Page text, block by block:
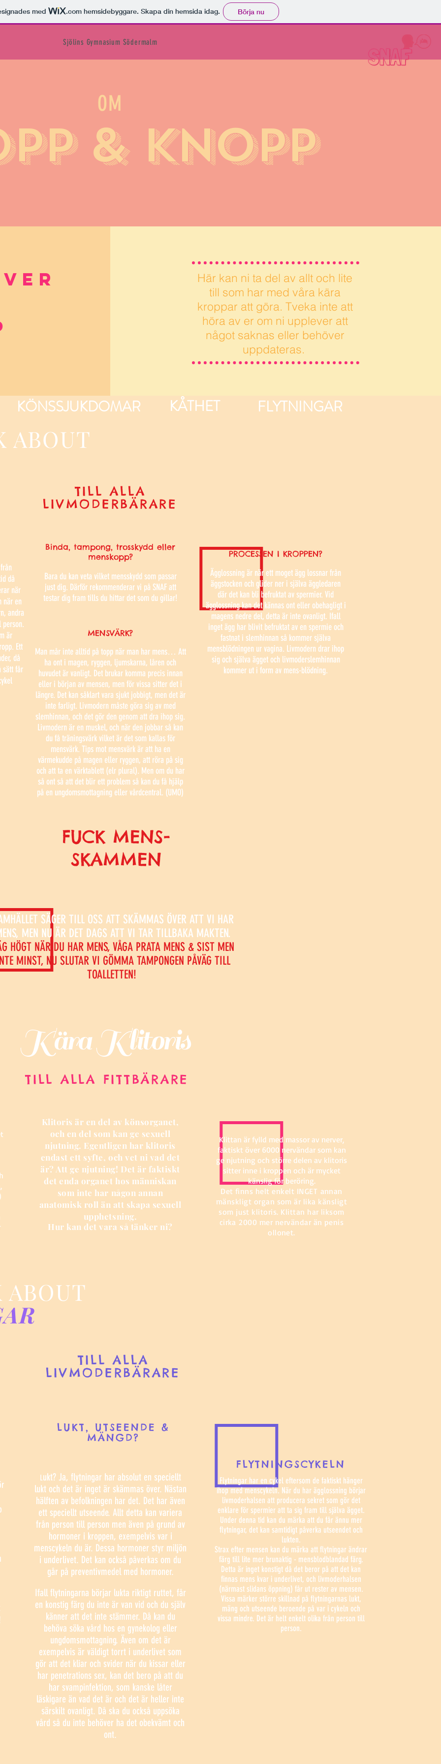
med .com hemsidebyggare. Skapa din hemsida idag. Börja nu
& KNOPP
OM
Här kan ni ta del av allt och lite
till som har med våra kära
kroppar att göra. Tveka inte att
höra av er om ni upplever att
något saknas eller behöver
uppdateras.
KÖNSSJUKDOMAR KÅTHET FLYTNINGAR
ABOUT
TILL ALLA
LIVMODERBÄRARE
då
när
när en
andra
är
Ett
då
sätt får
Ägglossning är när ett moget ägg lossnar från
äggstocken och glider ner i själva äggledaren
där det kan bli befruktat av spermier. Vid
ägglossning kan det kännas ont eller obehagligt i
magens nedre del, detta är inte ovanligt. Ifall
inget ägg har blivit befruktat av en spermie och
fastnat i slemhinnan så kommer själva
mensblödningen ur vagina. Livmodern drar ihop
sig och själva ägget och livmoderslemhinnan
kommer ut i form av mens-blödning.
Binda, tampong, trosskydd eller
menskopp?
Bara du kan veta vilket mensskydd som passar
just dig. Därför rekommenderar vi på SNAF att
testar dig fram tills du hittar det som du gillar!
PROCESSEN I KROPPEN?
MENSVÄRK?
Man mår inte alltid på topp när man har mens… Att
ha ont i magen, ryggen, ljumskarna, låren och
huvudet är vanligt. Det brukar komma precis innan
eller i början av mensen, men för vissa sitter det i
längre. Det kan såklart vara sjukt jobbigt, men det är
inte farligt. Livmodern måste göra sig av med
slemhinnan, och det gör den genom att dra ihop sig.
Livmodern är en muskel, och när den jobbar så kan
du få träningsvärk vilket är det som kallas för
mensvärk. Tips mot mensvärk är att ha en
värmekudde på magen eller ryggen, att röra på sig
och att ta en värktablett (elr plural). Men om du har
så ont så att det blir ett problem så kan du få hjälp
på en ungdomsmottagning eller vårdcentral. (UMO)
FUCK MENS-
SKAMMEN
SÄGER TILL OSS ATT SKÄMMAS ÖVER ATT VI HAR
MEN NU ÄR DET DAGS ATT VI TAR TILLBAKA MAKTEN.
HÖGT NÄR DU HAR MENS, VÅGA PRATA MENS & SIST MEN
MINST, NU SLUTAR VI GÖMMA TAMPONGEN PÅVÄG TILL
TOALLETTEN!
Kära Klitoris
Klitoris är en del av könsorganet,
och en del som kan ge sexuell
njutning. Egentligen har klitoris
endast ett syfte, och vet ni vad det
är? Att ge njutning! Det är faktiskt
det enda organet hos människan
som inte har någon annan
anatomisk roll än att skapa sexuell
upphetsning.
Hur kan det vara så tänker ni?
TILL ALLA FITTBÄRARE
Klittan är fylld med massor av nerver,
faktiskt över 6000 nervändar som kan
ge njutning och större delen av klitoris
sitter inne i kroppen och är mycket
känslig för beröring.
Det finns helt enkelt INGET annan
mänskligt organ som är lika känsligt
som just klitoris. Klittan har liksom
cirka 2000 mer nervändar än penis
ollonet.
ABOUT
TILL ALLA
LIVMODERBÄRARE
FLYTNINGSCYKELN
Lukt? Ja, flytningar har absolut en speciellt
lukt och det är inget är skämmas över. Nästan
hälften av befolkningen har det. Det har även
ett speciellt utseende. Allt detta kan variera
från person till person men även på grund av
hormoner i kroppen, exempelvis var i
menscykeln du är. Dessa hormoner styr miljön
i underlivet. Det kan också påverkas om du
går på preventivmedel med hormoner.
Ifall flytningarna börjar lukta riktigt ruttet, får
en konstig färg du inte är van vid och du själv
känner att det inte stämmer. Då kan du
behöva söka vård hos en gynekolog eller
ungdomsmottagning. Även om det är
exempelvis är väldigt torrt i underlivet som
gör att det kliar och svider när du kissar eller
har penetrations sex, kan det bero på att du
har svampinfektion, som kanske låter
läskigare än vad det är och det är heller inte
särskilt ovanligt. Då ska du också uppsöka
vård så du inte behöver ha det obekvämt och
ont.
Flytningar har en cykel eftersom de faktiskt hänger
ihop med menscykeln. När du har ägglossning börjar
livmoderhalsen att producera sekret som gör det
enklare för spermier att ta sig fram till själva ägget.
Under denna tid kan du märka att du får ännu mer
flytningar, det kan samtidigt påverka utseendet och
lukten.
Strax efter mensen kan du märka att flytningar ändrar
färg till lite mer brunaktig - mensblodblandad färg.
Detta är inget konstigt då det beror på att det kan
finnas mens kvar i underlivet, och livmoderhalsen
(närmast slidans öppning) får ut rester av mensen.
Vissa märker större skillnad på flytningarnas lukt,
mäng och utseende beroende på var i cykeln och
vissa mindre. Det är helt enkelt olika från person till
person.
LUKT, UTSEENDE &
MÄNGD?
Sjölins Gymnasium Södermalm